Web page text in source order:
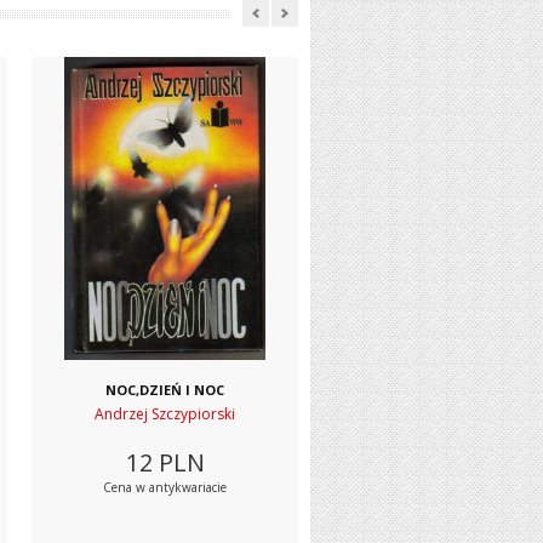
NOC,DZIEŃ I NOC
Andrzej Szczypiorski
12 PLN
Cena w antykwariacie